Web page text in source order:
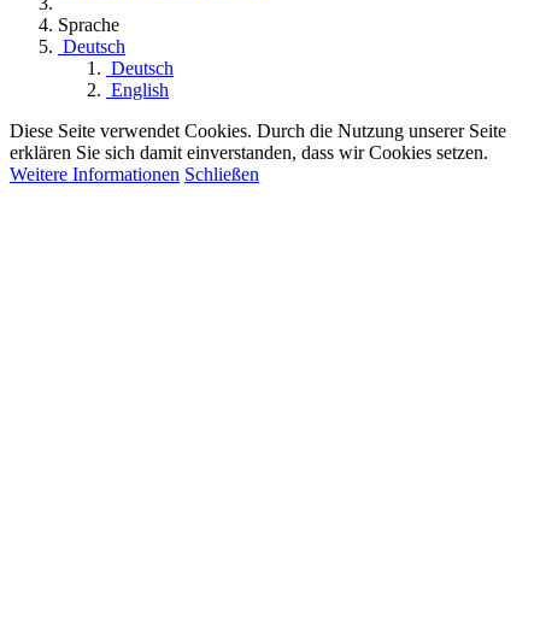
Sprache
Deutsch
Deutsch
English
Diese Seite verwendet Cookies. Durch die Nutzung unserer Seite
erklären Sie sich damit einverstanden, dass wir Cookies setzen.
Weitere Informationen Schließen